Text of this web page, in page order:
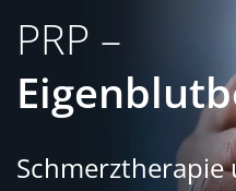
PRP –